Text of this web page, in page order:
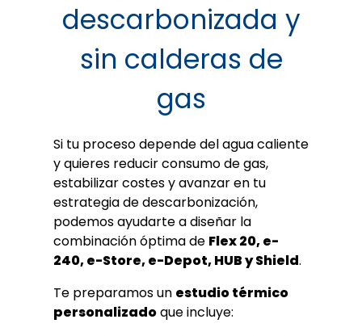
descarbonizada y
sin calderas de
gas
Si tu proceso depende del agua caliente
y quieres reducir consumo de gas,
estabilizar costes y avanzar en tu
estrategia de descarbonización,
podemos ayudarte a diseñar la
combinación óptima de Flex 20, e-
240, e-Store, e-Depot, HUB y Shield.
Te preparamos un estudio térmico
personalizadoque incluye: